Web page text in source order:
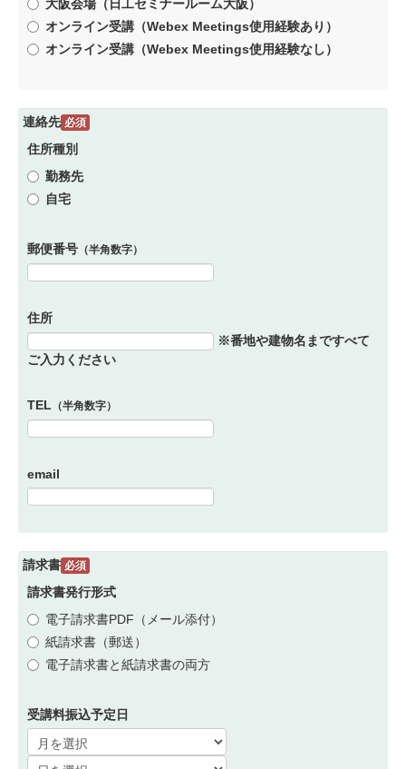
大阪会場（日工セミナールーム大阪）
オンライン受講（Webex Meetings使用経験あり）
オンライン受講（Webex Meetings使用経験なし）
連絡先 必須
住所種別
勤務先
自宅
郵便番号 （半角数字）
住所
※番地や建物名まですべて
ご入力ください
TEL （半角数字）
email
請求書 必須
請求書発行形式
電子請求書PDF（メール添付）
紙請求書（郵送）
電子請求書と紙請求書の両方
受講料振込予定日